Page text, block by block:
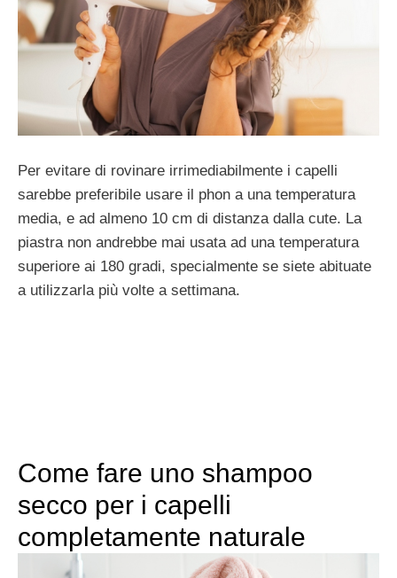
Per evitare di rovinare irrimediabilmente i capelli
sarebbe preferibile usare il phon a una temperatura
media, e ad almeno 10 cm di distanza dalla cute. La
piastra non andrebbe mai usata ad una temperatura
superiore ai 180 gradi, specialmente se siete abituate
a utilizzarla più volte a settimana.
Come fare uno shampoo
secco per i capelli
completamente naturale